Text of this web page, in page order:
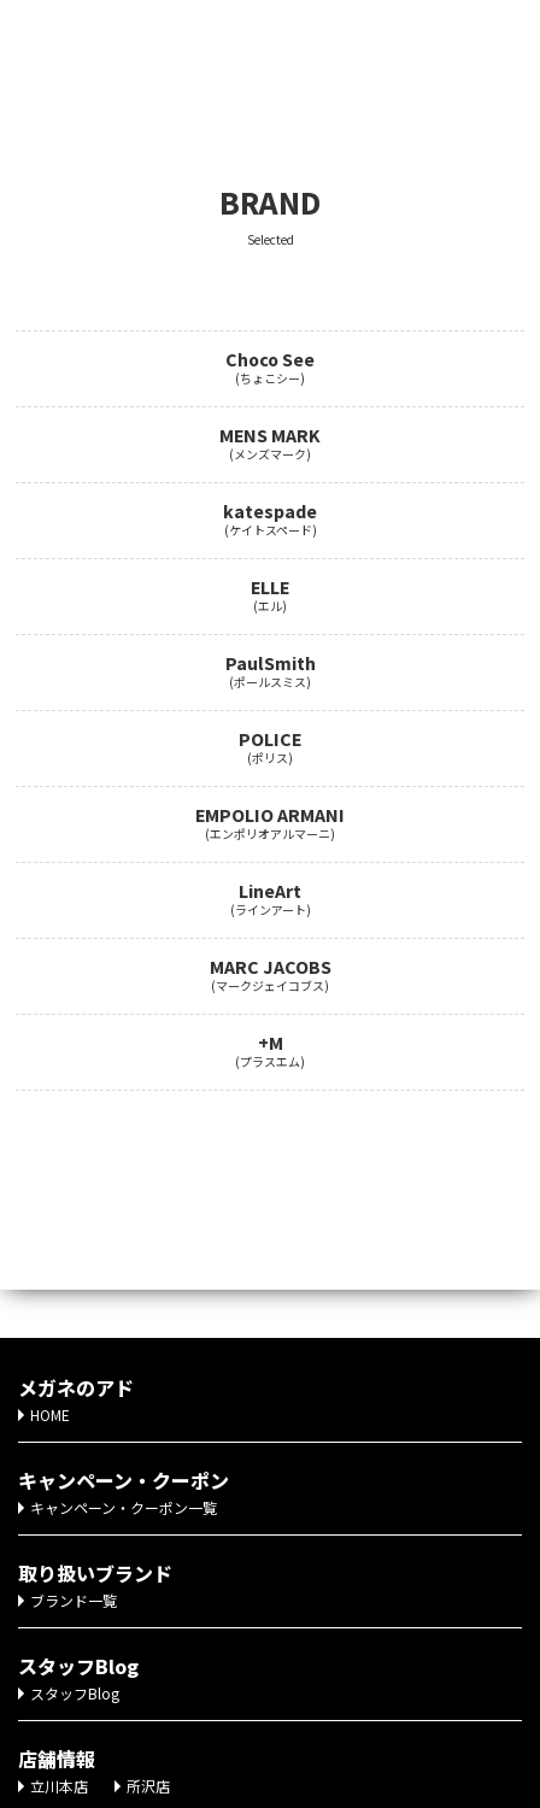
BRAND
Selected
Choco See
(ちょこシー)
MENS MARK
(メンズマーク)
katespade
(ケイトスペード)
ELLE
(エル)
PaulSmith
(ポールスミス)
POLICE
(ポリス)
EMPOLIO ARMANI
(エンポリオアルマーニ)
LineArt
(ラインアート)
MARC JACOBS
(マークジェイコブス)
+M
(プラスエム)
メガネのアド
HOME
キャンペーン・クーポン
キャンペーン・クーポン一覧
取り扱いブランド
ブランド一覧
スタッフBlog
スタッフBlog
店舗情報
立川本店
所沢店